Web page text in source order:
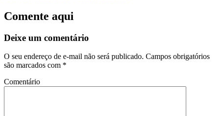
Comente aqui
Deixe um comentário
O seu endereço de e-mail não será publicado. Campos obrigatórios
são marcados com *
Comentário